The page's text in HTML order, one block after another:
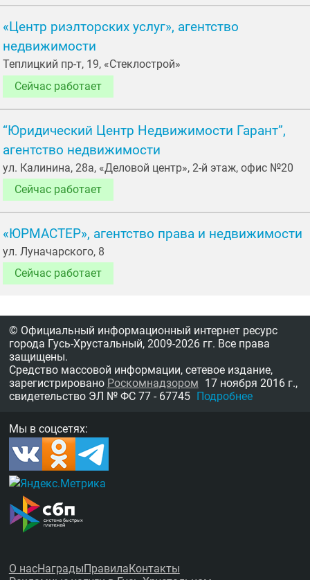
«Центр риэлторских услуг», агентство
недвижимости
Теплицкий пр-т, 19, «Стеклострой»
Сейчас работает
“Юридический Центр Недвижимости Гарант”,
агентство недвижимости
ул. Калинина, 28а, «Деловой центр», 2-й этаж, офис №20
Сейчас работает
«ЮРМАСТЕР», агентство права и недвижимости
ул. Луначарского, 8
Сейчас работает
© Официальный информационный интернет ресурс
города Гусь-Хрустальный, 2009-2026 гг. Все права
защищены.
Средство массовой информации, сетевое издание,
зарегистрировано Роскомнадзором 17 ноября 2016 г.,
свидетельство ЭЛ № ФС 77 - 67745 Подробнее
Мы в соцсетях:
О насНаграды Правила Контакты